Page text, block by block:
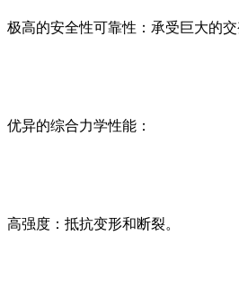
极高的安全性可靠性：承受巨大的
优异的综合力学性能：
高强度：抵抗变形和断裂。